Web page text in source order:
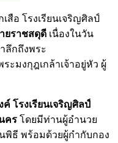
สือ โรงเรียนเจริญศิลป์
ยราชสดุดี เนื่องในวัน
ลึกถึงพระ
มงกุฎเกล้าเจ้าอยู่หัว ผู้
โรงเรียนเจริญศิลป์
คร โดยมีท่านผู้อำนวย
พิธี พร้อมด้วยผู้กำกับกอง